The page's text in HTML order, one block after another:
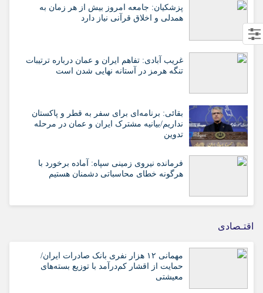
پزشکیان: جامعه امروز بیش از هر زمان به
همدلی و اخلاق قرآنی نیاز دارد
غریب آبادی: تفاهم ایران و عمان درباره ترتیبات
تنگه هرمز در آستانه نهایی شدن است
بقائی: برنامه‌ای برای سفر به قطر و پاکستان
نداریم/بیانیه مشترک ایران و عمان در مرحله
تدوین
فرمانده نیروی زمینی سپاه: آماده برخورد با
هرگونه خطای محاسباتی دشمنان هستیم
اقتـصادی
مهمانی ۱۲ هزار نفری بانک صادرات ایران/
حمایت از اقشار کم‌درآمد با توزیع بسته‌های
معیشتی